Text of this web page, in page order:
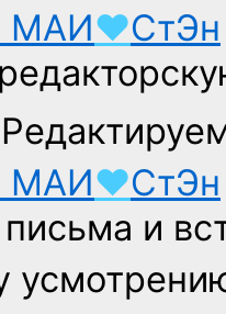
МАИ♥СтЭн
МАИ♥СтЭн
и